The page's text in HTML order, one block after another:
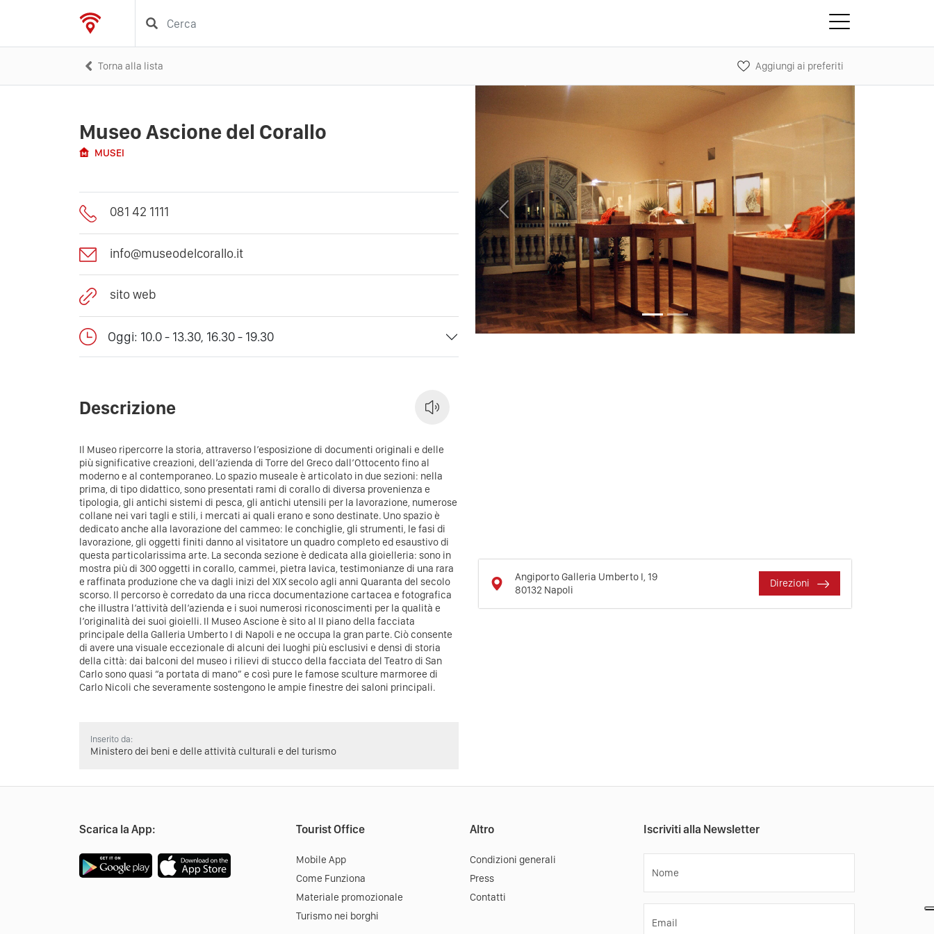
Torna alla lista Aggiungi ai preferiti
Museo Ascione del Corallo
MUSEI
081 42 1111
info@museodelcorallo.it
sito web
Oggi: 10.0 - 13.30, 16.30 - 19.30
Descrizione
Il Museo ripercorre la storia, attraverso l’esposizione di documenti originali e delle
più significative creazioni, dell’azienda di Torre del Greco dall’Ottocento fino al
moderno e al contemporaneo. Lo spazio museale è articolato in due sezioni: nella
prima, di tipo didattico, sono presentati rami di corallo di diversa provenienza e
tipologia, gli antichi sistemi di pesca, gli antichi utensili per la lavorazione, numerose
collane nei vari tagli e stili, i mercati ai quali erano e sono destinate. Uno spazio è
dedicato anche alla lavorazione del cammeo: le conchiglie, gli strumenti, le fasi di
lavorazione, gli oggetti finiti danno al visitatore un quadro completo ed esaustivo di
questa particolarissima arte. La seconda sezione è dedicata alla gioielleria: sono in
mostra più di 300 oggetti in corallo, cammei, pietra lavica, testimonianze di una rara
e raffinata produzione che va dagli inizi del XIX secolo agli anni Quaranta del secolo
scorso. Il percorso è corredato da una ricca documentazione cartacea e fotografica
che illustra l’attività dell’azienda e i suoi numerosi riconoscimenti per la qualità e
l’originalità dei suoi gioielli. Il Museo Ascione è sito al II piano della facciata
principale della Galleria Umberto I di Napoli e ne occupa la gran parte. Ciò consente
di avere una visuale eccezionale di alcuni dei luoghi più esclusivi e densi di storia
della città: dai balconi del museo i rilievi di stucco della facciata del Teatro di San
Carlo sono quasi “a portata di mano” e così pure le famose sculture marmoree di
Carlo Nicoli che severamente sostengono le ampie finestre dei saloni principali.
Inserito da:
Ministero dei beni e delle attività culturali e del turismo
Previous Next
Angiporto Galleria Umberto I, 19
80132 Napoli
Direzioni
Scarica la App: Tourist Office
Mobile App
Come Funziona
Materiale promozionale
Turismo nei borghi
Altro
Condizioni generali
Press
Contatti
Iscriviti alla Newsletter
Nome
Email